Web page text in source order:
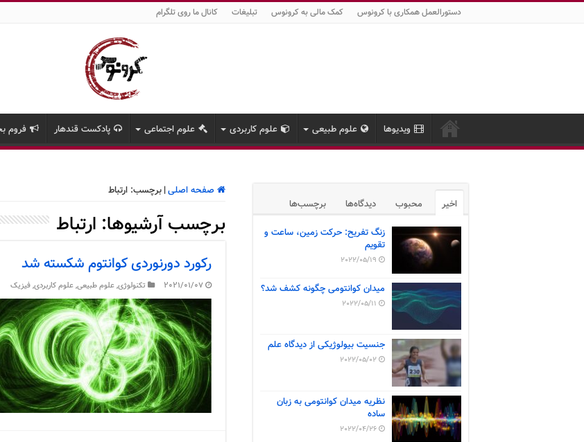
دستورالعمل همکاری با کرونوس کمک مالی به کرونوس تبلیغات کانال ما روی تلگرام
ویدیوها علوم طبیعی علوم کاربردی علوم اجتماعی پادکست قندهار فروم
صفحه اصلی| برچسب: ارتباط
برچسب آرشیوها: ارتباط
رکورد دورنوردی کوانتوم شکسته شد
2021/01/07 تکنولوژی,علوم طبیعی,علوم کاربردی,فیزیک
اخیر محبوب دیدگاه‌ها برچسب‌ها
زنگ تفریح: حرکت زمین، ساعت و
تقویم
2022/05/19
میدان کوانتومی چگونه کشف شد؟
2022/05/11
جنسیت بیولوژیکی از دیدگاه علم
2022/05/02
نظریه میدان کوانتومی به زبان
ساده
2022/04/26